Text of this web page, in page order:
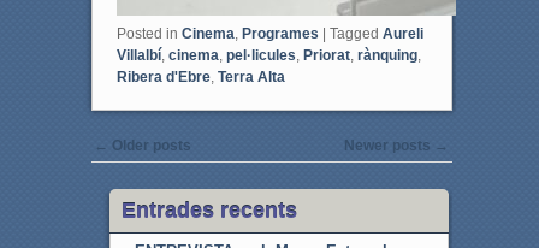
Posted in Cinema Programes | Tagged Aureli
Villalbí, cinema pel·licules Priorat, rànquing,
Ribera d'Ebre, Terra Alta
Post navigation
← Older posts Newer posts →
Entrades recents